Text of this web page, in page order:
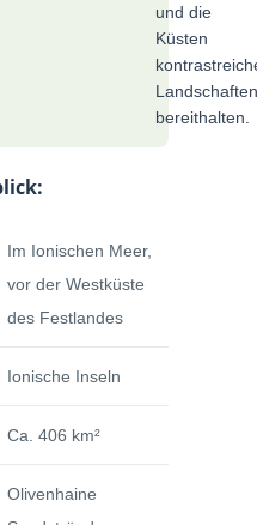
und die
Küsten
Landschaften
bereithalten.
Im Ionischen Meer,
vor der Westküste
des Festlandes
Ionische Inseln
Ca. 406 km²
Olivenhaine